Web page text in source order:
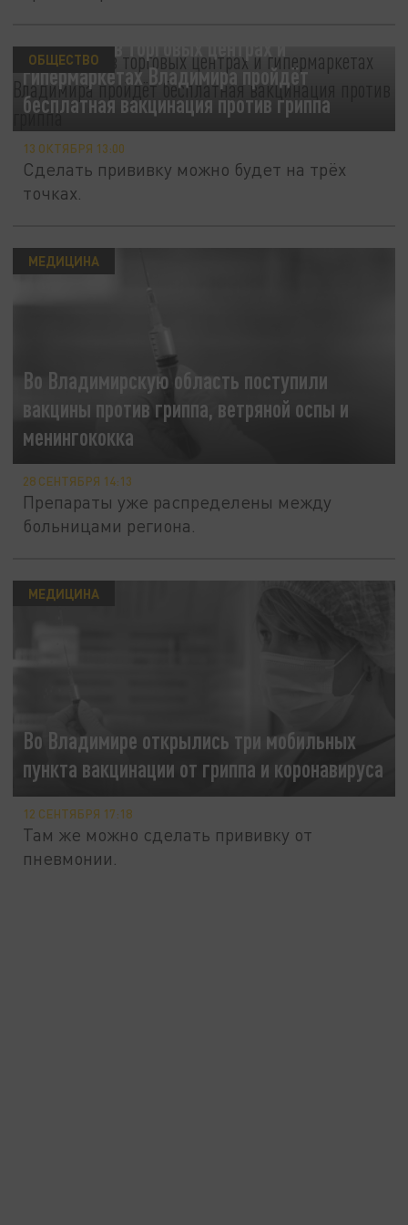
14 октября в торговых центрах и
гипермаркетах Владимира пройдёт
бесплатная вакцинация против гриппа
ОБЩЕСТВО
13 ОКТЯБРЯ 13:00
Сделать прививку можно будет на трёх
точках.
Во Владимирскую область поступили
вакцины против гриппа, ветряной оспы и
менингококка
МЕДИЦИНА
28 СЕНТЯБРЯ 14:13
Препараты уже распределены между
больницами региона.
Во Владимире открылись три мобильных
пункта вакцинации от гриппа и коронавируса
МЕДИЦИНА
12 СЕНТЯБРЯ 17:18
Там же можно сделать прививку от
пневмонии.